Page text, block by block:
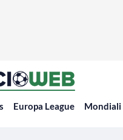
Europa League Mondiali